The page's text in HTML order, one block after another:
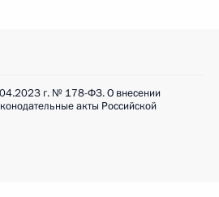
г. № 178-ФЗ. О внесении
акты Российской